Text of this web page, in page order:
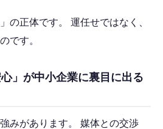
の正体です。 運任せではなく、
です。
心」が中小企業に裏目に出る
みがあります。 媒体との交渉